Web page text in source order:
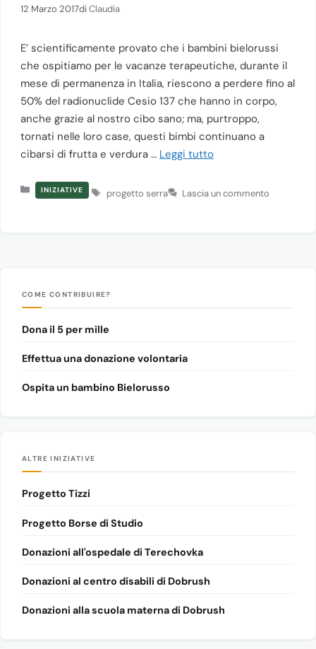
12 Marzo 2017diClaudia
E’ scientificamente provato che i bambini bielorussi
che ospitiamo per le vacanze terapeutiche, durante il
mese di permanenza in Italia, riescono a perdere fino al
50% del radionuclide Cesio 137 che hanno in corpo,
anche grazie al nostro cibo sano; ma, purtroppo,
tornati nelle loro case, questi bimbi continuano a
cibarsi di frutta e verdura … Leggi tutto
Categorie
INIZIATIVE Tag
progetto serra Lascia un commento
COME CONTRIBUIRE?
Dona il 5 per mille
Effettua una donazione volontaria
Ospita un bambino Bielorusso
ALTRE INIZIATIVE
Progetto Tizzi
Progetto Borse di Studio
Donazioni all'ospedale di Terechovka
Donazioni al centro disabili di Dobrush
Donazioni alla scuola materna di Dobrush